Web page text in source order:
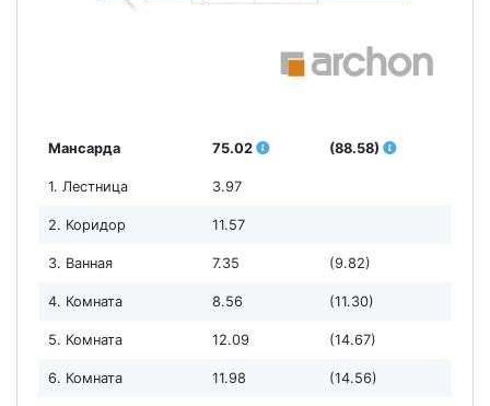
Мансарда 75.02 (88.58)
1. Лестница 3.97
2. Коридор 11.57
3. Ванная 7.35 (9.82)
4. Комната 8.56 (11.30)
5. Комната 12.09 (14.67)
6. Комната 11.98 (14.56)